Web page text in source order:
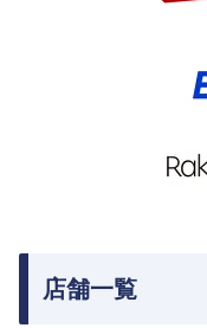
店舗一覧